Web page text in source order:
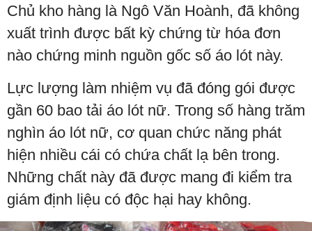
Chủ kho hàng là Ngô Văn Hoành, đã không
xuất trình được bất kỳ chứng từ hóa đơn
nào chứng minh nguồn gốc số áo lót này.
Lực lượng làm nhiệm vụ đã đóng gói được
gần 60 bao tải áo lót nữ. Trong số hàng trăm
nghìn áo lót nữ, cơ quan chức năng phát
hiện nhiều cái có chứa chất lạ bên trong.
Những chất này đã được mang đi kiểm tra
giám định liệu có độc hại hay không.